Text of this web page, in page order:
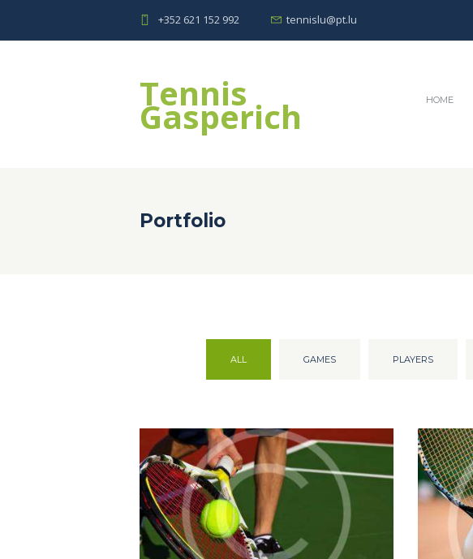
+352 621 152 992 tennislu@pt.lu
Tennis
Gasperich HOME
Portfolio
ALL GAMES PLAYERS